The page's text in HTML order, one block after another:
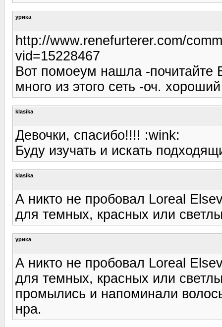
урика
http://www.renefurterer.com/
vid=15228467
Вот помоеум нашла -почитайте
много из этого сеть -оч.
klasika
Девочки, спасибо!!!! :wink:
Буду изучать и искать
klasika
А никто не пробовал Loreal
для темных, красных или
урика
А никто не пробовал Loreal
для темных, красных или
промылись и напоминали
нра.